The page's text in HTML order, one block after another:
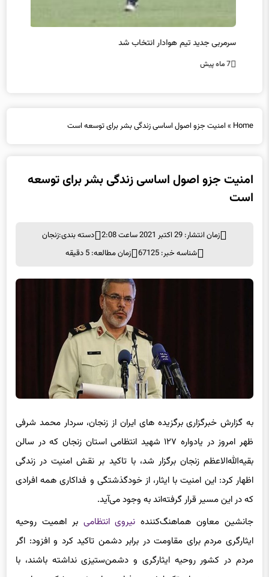
سرمربی جدید تیم هوادار انتخاب شد
7 ماه پیش
به گزارش خبرگزاری برگزیده های ایران از زنجان، سردار محمد شرفی
بقیه‌الله‌الاعظم زنجان برگزار شد، با تاکید بر نقش امنیت در زندگی
اظهار کرد: این امنیت با ایثار، از خودگذشتگی و فداکاری همه افرادی
که در این مسیر قرار گرفته‌اند به وجود می‌آید.
جانشین معاون هماهنگ‌کنندهنیروی انتظامیبر اهمیت روحیه
ایثارگری مردم برای مقاومت در برابر دشمن تاکید کرد و افزود: اگر
مردم در کشور روحیه ایثارگری و دشمن‌ستیزی نداشته باشند، با
وجود بهره‌مندی از تکنولوژی و فناوری‌های نوین شکست امری
محتمل است.